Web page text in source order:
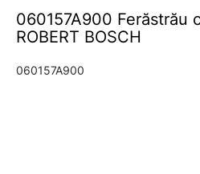
060157A900 Ferăstrău
ROBERT BOSCH
060157A900